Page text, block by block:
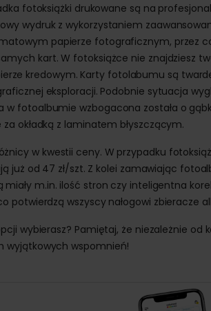
fotoksiążki drukowane są na
wydruk z wykorzystaniem
papierze fotograficznym, przez
kart. W fotoksiążce nie znajdziesz
kredowym. Karty fotolabumu są
eksploracji. Podobnie sytuacja
w fotoalbumie wzbogacona została o
okładką z laminatem błyszczącym.
w kwestii ceny. W przypadku
już od 47 zł/szt. Z kolei zamawiając
miały m.in. ilość stron czy inteligentna
potwierdzą wszyscy nałogowi zbieracze
wybierasz? Pamiętaj, że niezależnie od
wyjątkowych wspomnień!